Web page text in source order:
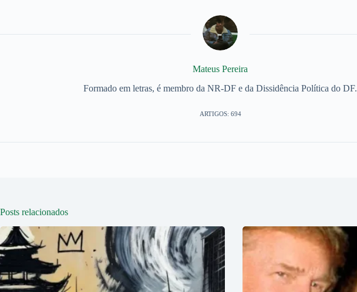
Mateus Pereira
Formado em letras, é membro da NR-DF e da Dissidência Política do DF.
ARTIGOS: 694
Posts relacionados